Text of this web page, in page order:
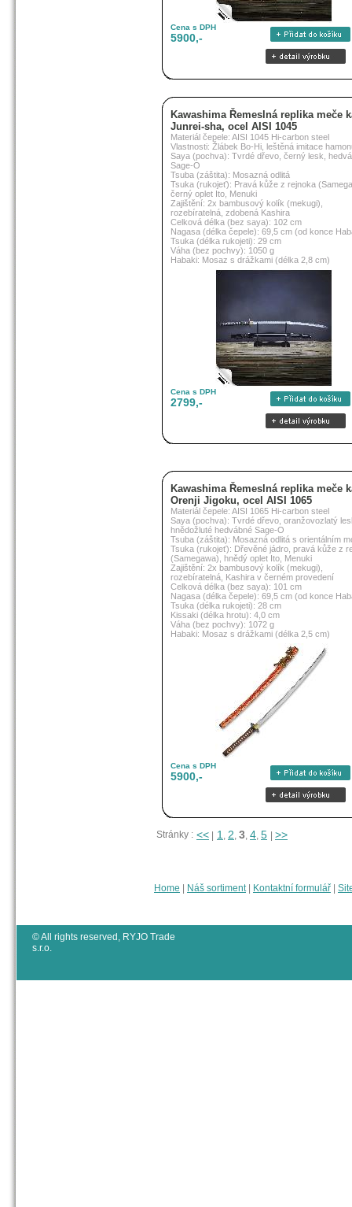
Cena s DPH
5900,-
Kawashima Řemeslná replika meče
Junrei-sha, ocel AISI 1045
Materiál čepele: AISI 1045 Hi-carbon steel
Vlastnosti: Žlábek Bo-Hi, leštěná imitace
Saya (pochva): Tvrdé dřevo, černý lesk,
Sage-O
Tsuba (záštita): Mosazná odlitá
Tsuka (rukojeť): Pravá kůže z rejnoka
černý oplet Ito, Menuki
Zajištění: 2x bambusový kolík (mekugi),
rozebíratelná, zdobená Kashira
Celková délka (bez saya): 102 cm
Nagasa (délka čepele): 69,5 cm (od konce
Tsuka (délka rukojeti): 29 cm
Váha (bez pochvy): 1050 g
Habaki: Mosaz s drážkami (délka 2,8 cm)
Cena s DPH
2799,-
Kawashima Řemeslná replika meče
Orenji Jigoku, ocel AISI 1065
Materiál čepele: AISI 1065 Hi-carbon steel
Saya (pochva): Tvrdé dřevo, oranžovozlatý
hnědožluté hedvábné Sage-O
Tsuba (záštita): Mosazná odlitá s orientálním
Tsuka (rukojeť): Dřevěné jádro, pravá kůže z
(Samegawa), hnědý oplet Ito, Menuki
Zajištění: 2x bambusový kolík (mekugi),
rozebíratelná, Kashira v černém provedení
Celková délka (bez saya): 101 cm
Nagasa (délka čepele): 69,5 cm (od konce
Tsuka (délka rukojeti): 28 cm
Kissaki (délka hrotu): 4,0 cm
Váha (bez pochvy): 1072 g
Habaki: Mosaz s drážkami (délka 2,5 cm)
Cena s DPH
5900,-
Stránky : << 1 , 2, 3, 4, 5 >>
Home Náš sortiment| Kontaktní formulář
© All rights reserved, RYJO Trade
s.r.o.